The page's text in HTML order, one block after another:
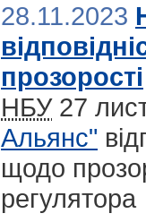
28.11.2023
прозорості
НБУ27
Альянс"
щодо
регулятора